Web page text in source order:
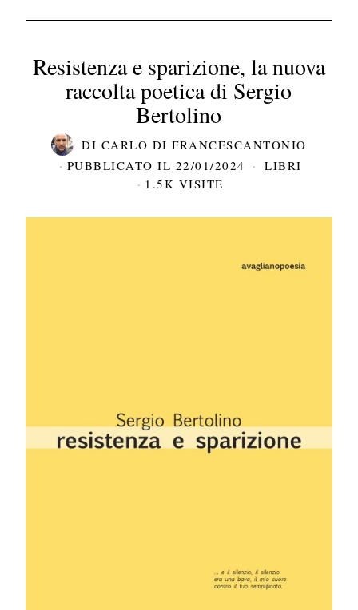
Resistenza e sparizione, la nuova
raccolta poetica di Sergio
Bertolino
DI CARLO DI FRANCESCANTONIO
PUBBLICATO IL 22/01/2024
LIBRI
1.5K VISITE